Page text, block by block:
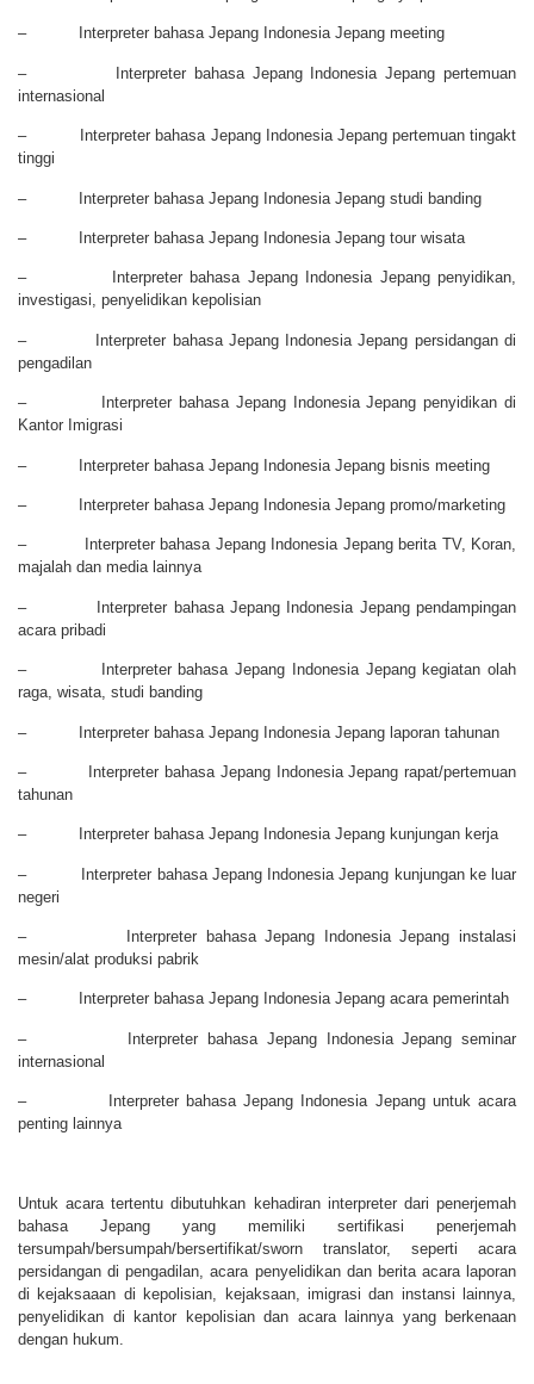
– Interpreter bahasa Jepang Indonesia Jepang meeting
– Interpreter bahasa Jepang Indonesia Jepang pertemuan
internasional
– Interpreter bahasa Jepang Indonesia Jepang pertemuan tingakt
tinggi
– Interpreter bahasa Jepang Indonesia Jepang studi banding
– Interpreter bahasa Jepang Indonesia Jepang tour wisata
– Interpreter bahasa Jepang Indonesia Jepang penyidikan,
investigasi, penyelidikan kepolisian
– Interpreter bahasa Jepang Indonesia Jepang persidangan di
pengadilan
– Interpreter bahasa Jepang Indonesia Jepang penyidikan di
Kantor Imigrasi
– Interpreter bahasa Jepang Indonesia Jepang bisnis meeting
– Interpreter bahasa Jepang Indonesia Jepang promo/marketing
– Interpreter bahasa Jepang Indonesia Jepang berita TV, Koran,
majalah dan media lainnya
– Interpreter bahasa Jepang Indonesia Jepang pendampingan
acara pribadi
– Interpreter bahasa Jepang Indonesia Jepang kegiatan olah
raga, wisata, studi banding
– Interpreter bahasa Jepang Indonesia Jepang laporan tahunan
– Interpreter bahasa Jepang Indonesia Jepang rapat/pertemuan
tahunan
– Interpreter bahasa Jepang Indonesia Jepang kunjungan kerja
– Interpreter bahasa Jepang Indonesia Jepang kunjungan ke luar
negeri
– Interpreter bahasa Jepang Indonesia Jepang instalasi
mesin/alat produksi pabrik
– Interpreter bahasa Jepang Indonesia Jepang acara pemerintah
– Interpreter bahasa Jepang Indonesia Jepang seminar
internasional
– Interpreter bahasa Jepang Indonesia Jepang untuk acara
penting lainnya
Untuk acara tertentu dibutuhkan kehadiran interpreter dari penerjemah
bahasa Jepang yang memiliki sertifikasi penerjemah
tersumpah/bersumpah/bersertifikat/sworn translator, seperti acara
persidangan di pengadilan, acara penyelidikan dan berita acara laporan
di kejaksaaan di kepolisian, kejaksaan, imigrasi dan instansi lainnya,
penyelidikan di kantor kepolisian dan acara lainnya yang berkenaan
dengan hukum.